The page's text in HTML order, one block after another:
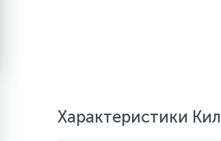
Характеристики